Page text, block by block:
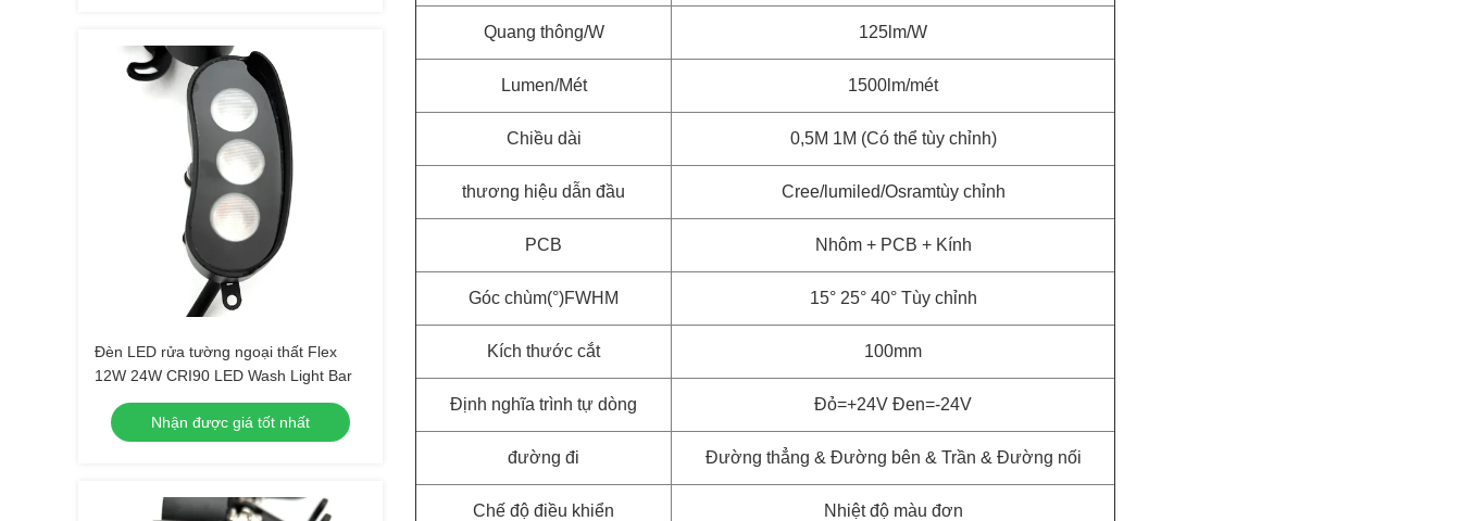
Đèn LED rửa tường ngoại thất Flex
12W 24W CRI90 LED Wash Light Bar
Nhận được giá tốt nhất
Quang thông/W 125lm/W
Lumen/Mét 1500lm/mét
Chiều dài 0,5M 1M (Có thể tùy chỉnh)
thương hiệu dẫn đầu Cree/lumiled/Osramtùy chỉnh
PCB Nhôm + PCB + Kính
Góc chùm(°)FWHM 15° 25° 40° Tùy chỉnh
Kích thước cắt 100mm
Định nghĩa trình tự dòng Đỏ=+24V Đen=-24V
đường đi Đường thẳng & Đường bên & Trần & Đường nối
Chế độ điều khiển Nhiệt độ màu đơn